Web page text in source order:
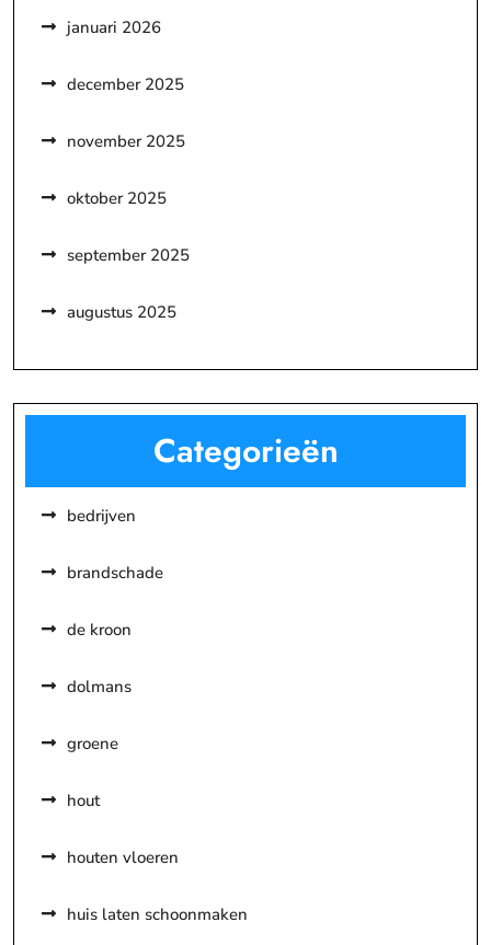
januari 2026
december 2025
november 2025
oktober 2025
september 2025
augustus 2025
Categorieën
bedrijven
brandschade
de kroon
dolmans
groene
hout
houten vloeren
huis laten schoonmaken